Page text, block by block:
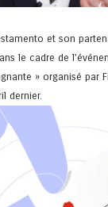
et son
le cadre de
» organisé par
dernier.